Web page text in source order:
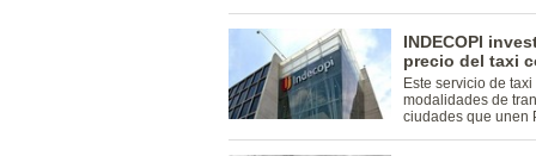
INDECOPI
precio del taxi
Este servicio de
modalidades de
ciudades que unen